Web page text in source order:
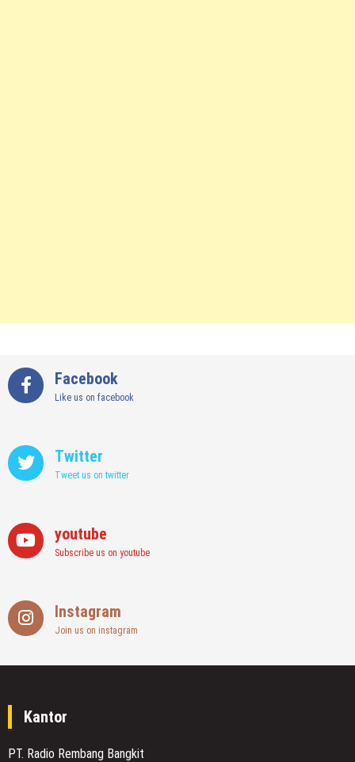
Facebook
Like us on facebook
Twitter
Tweet us on twitter
youtube
Subscribe us on youtube
Instagram
Join us on instagram
Kantor
PT. Radio Rembang Bangkit